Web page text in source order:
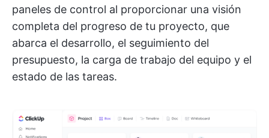
paneles de control al proporcionar una visión
completa del progreso de tu proyecto, que
abarca el desarrollo, el seguimiento del
presupuesto, la carga de trabajo del equipo y el
estado de las tareas.